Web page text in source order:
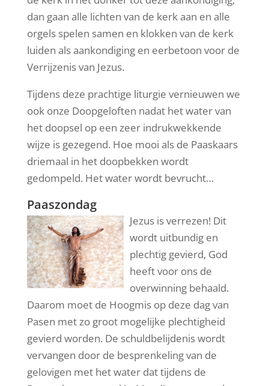
dan gaan alle lichten van de kerk aan en alle
orgels spelen samen en klokken van de kerk
luiden als aankondiging en eerbetoon voor de
Verrijzenis van Jezus.
Tijdens deze prachtige liturgie vernieuwen we
ook onze Doopgeloften nadat het water van
het doopsel op een zeer indrukwekkende
wijze is gezegend. Hoe mooi als de Paaskaars
driemaal in het doopbekken wordt
gedompeld. Het water wordt bevrucht…
Paaszondag
Jezus is verrezen! Dit
wordt uitbundig en
plechtig gevierd, God
heeft voor ons de
overwinning behaald.
Daarom moet de Hoogmis op deze dag van
Pasen met zo groot mogelijke plechtigheid
gevierd worden. De schuldbelijdenis wordt
vervangen door de besprenkeling van de
gelovigen met het water dat tijdens de